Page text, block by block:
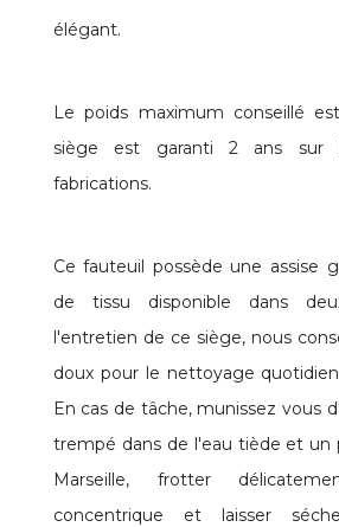
élégant.
Le poids maximum conseillé
siège est garanti 2 ans sur
fabrications.
Ce fauteuil possède une assise
de tissu disponible dans
l'entretien de ce siège, nous
doux pour le nettoyage
En cas de tâche, munissez vous
trempé dans de l'eau tiède et un
Marseille, frotter
concentrique et laisser